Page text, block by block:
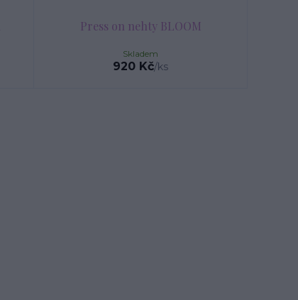
Press on nehty BLOOM
920 Kč/ks
Skladem